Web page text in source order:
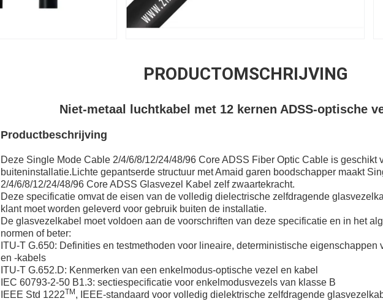
PRODUCTOMSCHRIJVING
Niet-metaal luchtkabel met 12 kernen ADSS-optische
Productbeschrijving
Deze Single Mode Cable 2/4/6/8/12/24/48/96 Core ADSS Fiber Optic Cable is geschikt
buiteninstallatie.Lichte gepantserde structuur met Amaid garen boodschapper maakt
2/4/6/8/12/24/48/96 Core ADSS Glasvezel Kabel zelf zwaartekracht.
Deze specificatie omvat de eisen van de volledig dielectrische zelfdragende
klant moet worden geleverd voor gebruik buiten de installatie.
De glasvezelkabel moet voldoen aan de voorschriften van deze specificatie en in het
normen of beter:
ITU-T G.650: Definities en testmethoden voor lineaire, deterministische eigenschappen
en -kabels
ITU-T G.652.D: Kenmerken van een enkelmodus-optische vezel en kabel
IEC 60793-2-50 B1.3: sectiespecificatie voor enkelmodusvezels van klasse B
IEEE Std 1222TM , IEEE-standaard voor volledig dielektrische zelfdragende